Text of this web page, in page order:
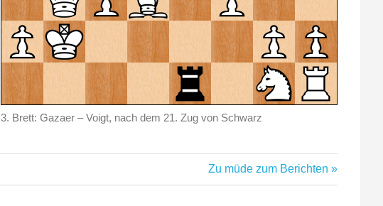
3. Brett: Gazaer – Voigt, nach dem 21. Zug von Schwarz
Nächster
Beitrag:
Zu müde zum Berichten